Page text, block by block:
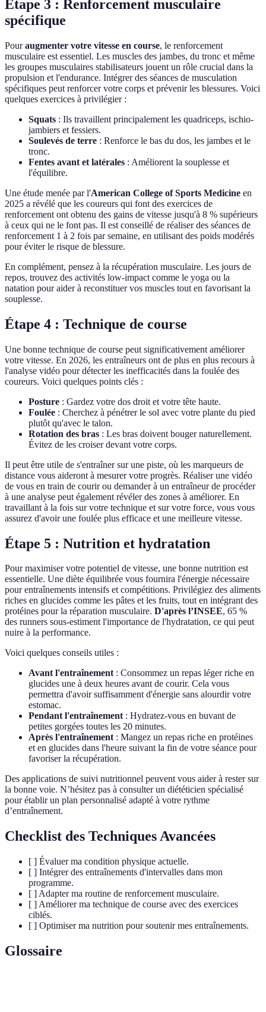
Étape 3 : Renforcement musculaire
spécifique
Pouraugmenter votre vitesse en course, le renforcement
musculaire est essentiel. Les muscles des jambes, du tronc et même
les groupes musculaires stabilisateurs jouent un rôle crucial dans la
propulsion et l'endurance. Intégrer des séances de musculation
spécifiques peut renforcer votre corps et prévenir les blessures. Voici
quelques exercices à privilégier :
Squats : Ils travaillent principalement les quadriceps, ischio-
jambiers et fessiers.
Soulevés de terre : Renforce le bas du dos, les jambes et le
tronc.
Fentes avant et latérales : Améliorent la souplesse et
l'équilibre.
Une étude menée par l'American College of Sports Medicine en
2025 a révélé que les coureurs qui font des exercices de
renforcement ont obtenu des gains de vitesse jusqu'à 8 % supérieurs
à ceux qui ne le font pas. Il est conseillé de réaliser des séances de
renforcement 1 à 2 fois par semaine, en utilisant des poids modérés
pour éviter le risque de blessure.
En complément, pensez à la récupération musculaire. Les jours de
repos, trouvez des activités low-impact comme le yoga ou la
natation pour aider à reconstituer vos muscles tout en favorisant la
souplesse.
Étape 4 : Technique de course
Une bonne technique de course peut significativement améliorer
votre vitesse. En 2026, les entraîneurs ont de plus en plus recours à
l'analyse vidéo pour détecter les inefficacités dans la foulée des
coureurs. Voici quelques points clés :
Posture : Gardez votre dos droit et votre tête haute.
Foulée : Cherchez à pénétrer le sol avec votre plante du pied
plutôt qu'avec le talon.
Rotation des bras : Les bras doivent bouger naturellement.
Évitez de les croiser devant votre corps.
Il peut être utile de s'entraîner sur une piste, où les marqueurs de
distance vous aideront à mesurer votre progrès. Réaliser une vidéo
de vous en train de courir ou demander à un entraîneur de procéder
à une analyse peut également révéler des zones à améliorer. En
travaillant à la fois sur votre technique et sur votre force, vous vous
assurez d'avoir une foulée plus efficace et une meilleure vitesse.
Étape 5 : Nutrition et hydratation
Pour maximiser votre potentiel de vitesse, une bonne nutrition est
essentielle. Une diète équilibrée vous fournira l'énergie nécessaire
pour entraînements intensifs et compétitions. Privilégiez des aliments
riches en glucides comme les pâtes et les fruits, tout en intégrant des
protéines pour la réparation musculaire. D'après l’INSEE, 65 %
des runners sous-estiment l'importance de l'hydratation, ce qui peut
nuire à la performance.
Voici quelques conseils utiles :
Avant l'entraînement: Consommez un repas léger riche en
glucides une à deux heures avant de courir. Cela vous
permettra d'avoir suffisamment d'énergie sans alourdir votre
estomac.
Pendant l'entraînement: Hydratez-vous en buvant de
petites gorgées toutes les 20 minutes.
Après l'entraînement: Mangez un repas riche en protéines
et en glucides dans l'heure suivant la fin de votre séance pour
favoriser la récupération.
Des applications de suivi nutritionnel peuvent vous aider à rester sur
la bonne voie. N’hésitez pas à consulter un diététicien spécialisé
pour établir un plan personnalisé adapté à votre rythme
d’entraînement.
Checklist des Techniques Avancées
[ ] Évaluer ma condition physique actuelle.
[ ] Intégrer des entraînements d'intervalles dans mon
programme.
[ ] Adapter ma routine de renforcement musculaire.
[ ] Améliorer ma technique de course avec des exercices
ciblés.
[ ] Optimiser ma nutrition pour soutenir mes entraînements.
Glossaire